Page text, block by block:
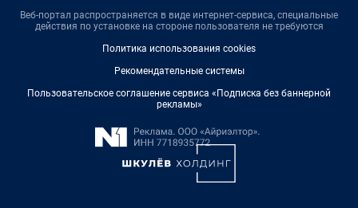
Веб-портал распространяется в виде интернет-сервиса, специальные
действия по установке на стороне пользователя не требуются
Политика использования cookies
Рекомендательные системы
Пользовательское соглашение сервиса «Подписка без баннерной
рекламы»